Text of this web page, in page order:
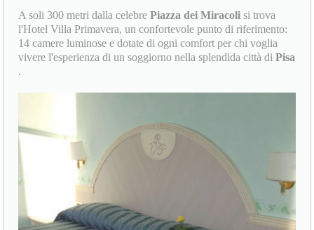
A soli 300 metri dalla celebrePiazza dei Miracoli si trova
l'Hotel Villa Primavera, un confortevole punto di riferimento:
14 camere luminose e dotate di ogni comfort per chi voglia
vivere l'esperienza di un soggiorno nella splendida città diPisa
.